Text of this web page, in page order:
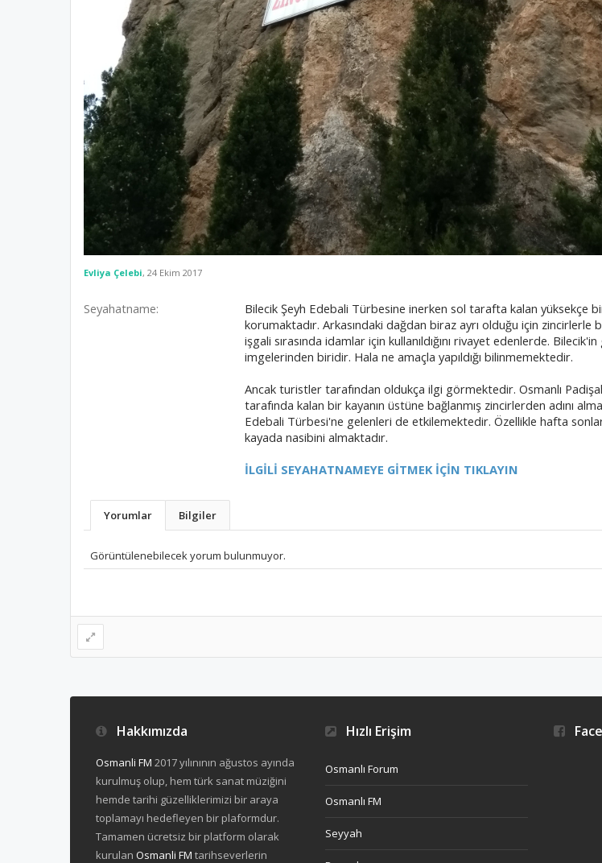
Evliya Çelebi, 24 Ekim 2017
Seyahatname:
Bilecik Şeyh Edebali Türbesine inerken sol tarafta kalan yüksekçe
korumaktadır. Arkasındaki dağdan biraz ayrı olduğu için zincirlerle
işgali sırasında idamlar için kullanıldığını rivayet edenlerde.
imgelerinden biridir. Hala ne amaçla yapıldığı bilinmemektedir.
Ancak turistler tarafından oldukça ilgi görmektedir. Osmanlı
tarafında kalan bir kayanın üstüne bağlanmış zincirlerden adını
Edebali Türbesi'ne gelenleri de etkilemektedir. Özellikle hafta
kayada nasibini almaktadır.
İLGİLİ SEYAHATNAMEYE GİTMEK İÇİN TIKLAYIN
Yorumlar Bilgiler
Görüntülenebilecek yorum bulunmuyor.
Hakkımızda
Osmanli FM 2017 yılınının ağustos ayında
kurulmuş olup, hem türk sanat müziğini
hemde tarihi güzelliklerimizi bir araya
toplamayı hedefleyen bir plaformdur.
Tamamen ücretsiz bir platform olarak
kurulan Osmanli FM tarihseverlerin
Hızlı Erişim
Osmanlı Forum
Osmanlı FM
Seyyah